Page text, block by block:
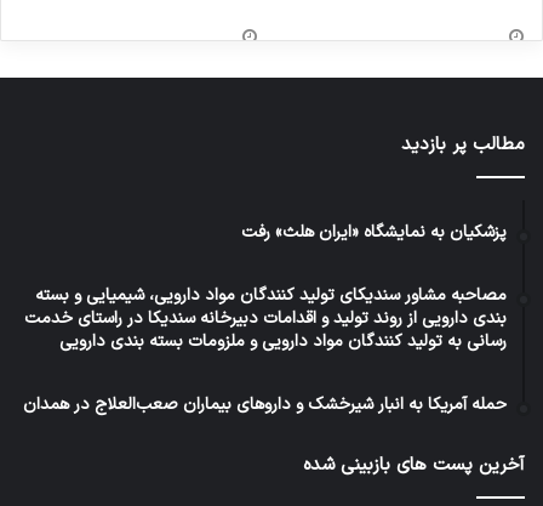
مطالب پر بازدید
پزشکیان به نمایشگاه «ایران هلث» رفت
مصاحبه مشاور سندیکای تولید کنندگان مواد دارویی، شیمیایی و بسته
بندی دارویی از روند تولید و اقدامات دبیرخانه سندیکا در راستای خدمت
رسانی به تولید کنندگان مواد دارویی و ملزومات بسته بندی دارویی
حمله آمریکا به انبار شیرخشک و داروهای بیماران صعب‌العلاج در همدان
آخرین پست های بازبینی شده